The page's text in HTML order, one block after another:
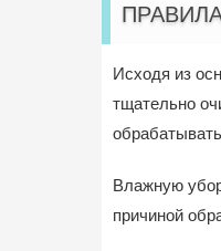
Исходя из
тщательно
Влажную
причиной